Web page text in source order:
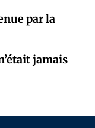
par la
jamais